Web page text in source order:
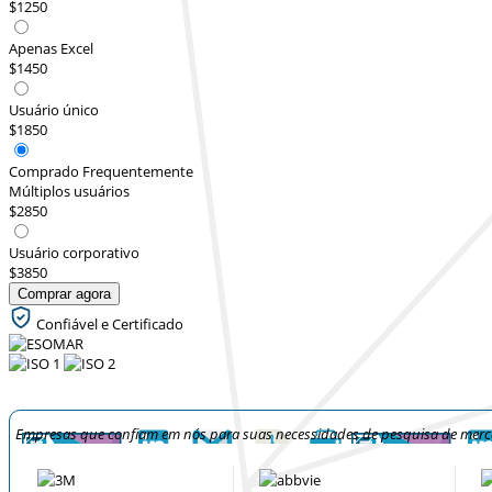
$1250
Apenas Excel
$1450
Usuário único
$1850
Comprado Frequentemente
Múltiplos usuários
$2850
Usuário corporativo
$3850
Comprar agora
Confiável e Certificado
Empresas que confiam em nós para suas necessidades de pesquisa de